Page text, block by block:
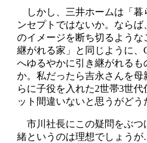
しかし、三井ホームは「暮
ンセプトではないか。なら
のイメージを断ち切るよう
継がれる家」と同じように
へゆるやかに引き継がれるも
か。私だったら吉永さんを母
らに子役を入れた2世帯3世
ット間違いないと思うがどう
市川社長にこの疑問をぶつ
緒というのは理想でしょう